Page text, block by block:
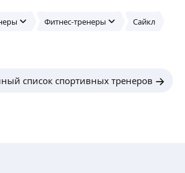
Фитнес-тренеры Сайкл
список спортивных тренеров